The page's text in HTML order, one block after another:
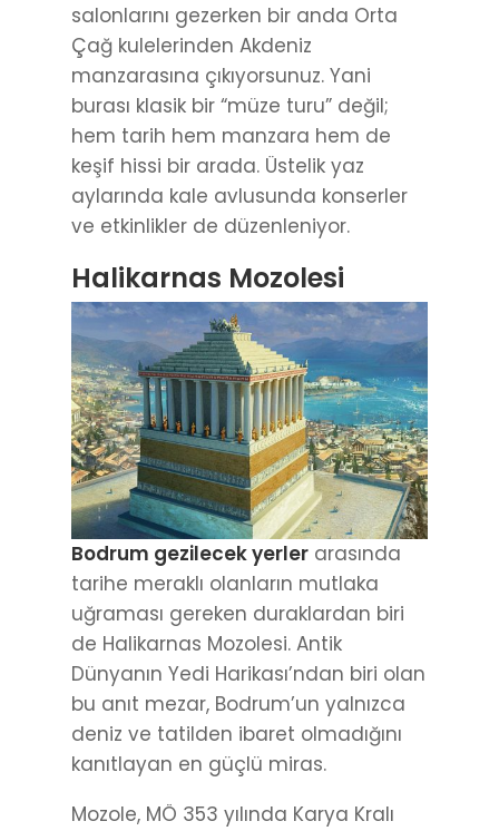
salonlarını gezerken bir anda Orta
Çağ kulelerinden Akdeniz
manzarasına çıkıyorsunuz. Yani
burası klasik bir “müze turu” değil;
hem tarih hem manzara hem de
keşif hissi bir arada. Üstelik yaz
aylarında kale avlusunda konserler
ve etkinlikler de düzenleniyor.
Halikarnas Mozolesi
Bodrum gezilecek yerler arasında
tarihe meraklı olanların mutlaka
uğraması gereken duraklardan biri
de Halikarnas Mozolesi. Antik
Dünyanın Yedi Harikası’ndan biri olan
bu anıt mezar, Bodrum’un yalnızca
deniz ve tatilden ibaret olmadığını
kanıtlayan en güçlü miras.
Mozole, MÖ 353 yılında Karya Kralı